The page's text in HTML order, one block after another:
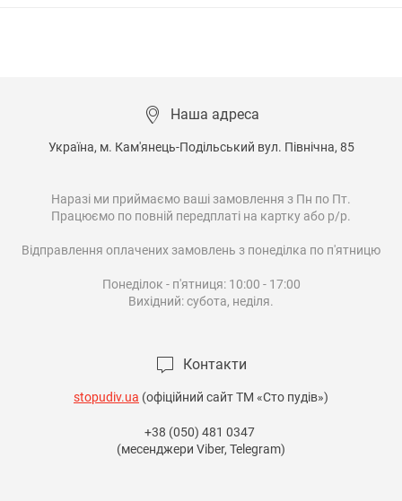
Наша адреса
Україна, м. Кам'янець-Подільський вул. Північна, 85
Наразі ми приймаємо ваші замовлення з Пн по Пт.
Працюємо по повній передплаті на картку або р/р.
Відправлення оплачених замовлень з понеділка по п'ятницю
Понеділок - п'ятниця: 10:00 - 17:00
Вихідний: субота, неділя.
Контакти
stopudiv.ua (офіційний сайт ТМ «Сто пудів»)
+38 (050) 481 0347
(месенджери Viber, Telegram)